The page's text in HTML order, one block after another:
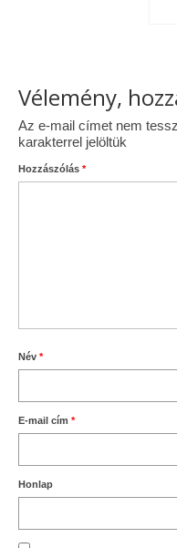
Vélemény,
Az e-mail címet nem
karakterrel jelöltük
Hozzászólás *
Név *
E-mail cím *
Honlap